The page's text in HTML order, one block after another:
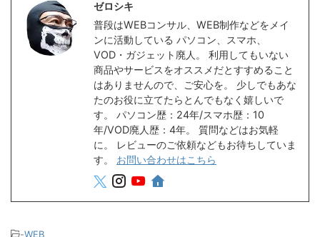
ゼロシキ
普段はWEBコンサル、WEB制作などをメイ
ンに活動している パソコン、スマホ、
VOD・ガジェット廃人。 利用してもいない
商品やサービスをオススメだとすすめること
はありませんので、ご安心を。 少しでもあな
たのお役に立てたらとんでもなく嬉しいで
す。 パソコン歴：24年/スマホ歴：10
年/VOD廃人歴：4年。 質問などはお気軽
に。 レビューのご依頼などもお待ちしていま
す。 お問い合わせはこちら
-WEB